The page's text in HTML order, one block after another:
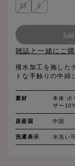
XS S
雑誌と一緒にご
撥水加工を施した
トな手触りの中綿
素材
本体:ポ
ザー
原産国 中国
洗濯表示 水洗い